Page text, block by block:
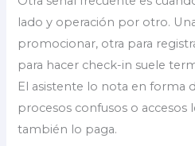
lado y operación por otro.
promocionar, otra para
para hacer check-in suele
El asistente lo nota en forma
procesos confusos o accesos
también lo paga.